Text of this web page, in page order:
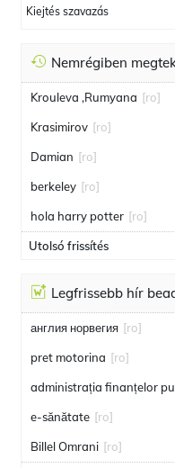
Kiejtés szavazás
Nemrégiben
Krouleva ,Rumyana [ro]
Krasimirov [ro]
Damian [ro]
berkeley [ro]
hola harry potter [ro]
Utolsó frissítés
Legfrissebb hír
англия норвегия [ro]
pret motorina [ro]
e-sănătate [ro]
Billel Omrani [ro]